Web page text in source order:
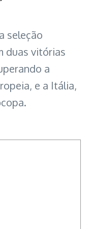
seleção
duas vitórias
a
e a Itália,